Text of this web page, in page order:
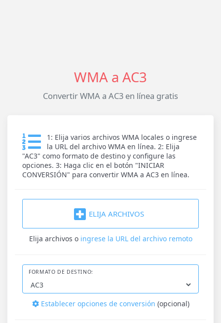
WMA a AC3
Convertir WMA a AC3 en línea gratis
1: Elija varios archivos WMA locales o ingrese
la URL del archivo WMA en línea. 2: Elija
"AC3" como formato de destino y configure las
opciones. 3: Haga clic en el botón "INICIAR
CONVERSIÓN" para convertir WMA a AC3 en línea.
ELIJA ARCHIVOS
Elija archivos o ingrese la URL del archivo remoto
FORMATO DE DESTINO:
Establecer opciones de conversión (opcional)